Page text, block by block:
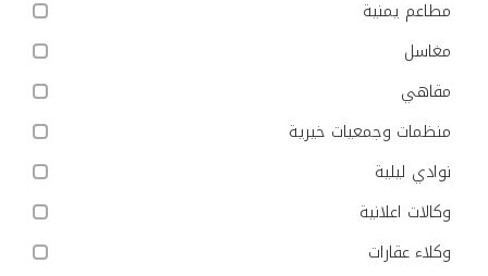
مطاعم يمنية
مغاسل
مقاهي
منظمات وجمعيات خيرية
نوادي ليلية
وكالات اعلانية
وكلاء عقارات